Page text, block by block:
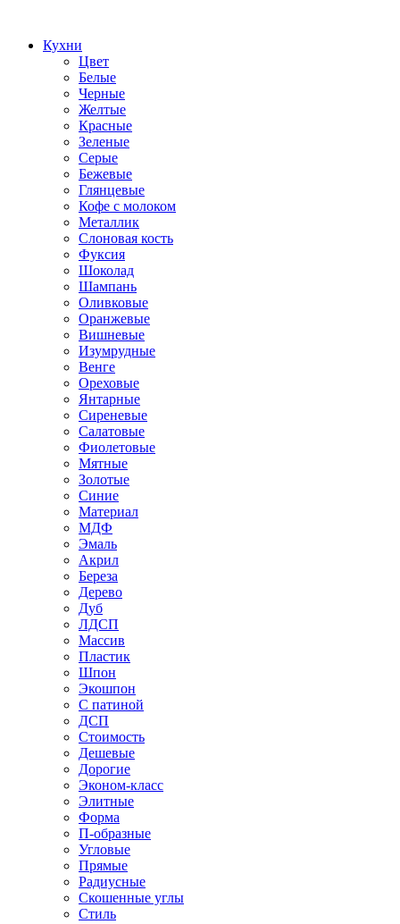
Кухни
Цвет
Белые
Черные
Желтые
Красные
Зеленые
Серые
Бежевые
Глянцевые
Кофе с молоком
Металлик
Слоновая кость
Фуксия
Шоколад
Шампань
Оливковые
Оранжевые
Вишневые
Изумрудные
Венге
Ореховые
Янтарные
Сиреневые
Салатовые
Фиолетовые
Мятные
Золотые
Синие
Материал
МДФ
Эмаль
Акрил
Береза
Дерево
Дуб
ЛДСП
Массив
Пластик
Шпон
Экошпон
С патиной
ДСП
Стоимость
Дешевые
Дорогие
Эконом-класс
Элитные
Форма
П-образные
Угловые
Прямые
Радиусные
Скошенные углы
Стиль